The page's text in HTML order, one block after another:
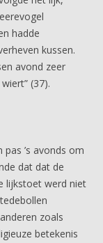
hadde
kussen.
avond zeer
(37).
’s avonds om
dat dat de
lijkstoet werd niet
zoals
betekenis